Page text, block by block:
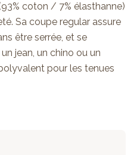
coton / 7% élasthanne)
Sa coupe regular assure
être serrée, et se
jean, un chino ou un
pour les tenues